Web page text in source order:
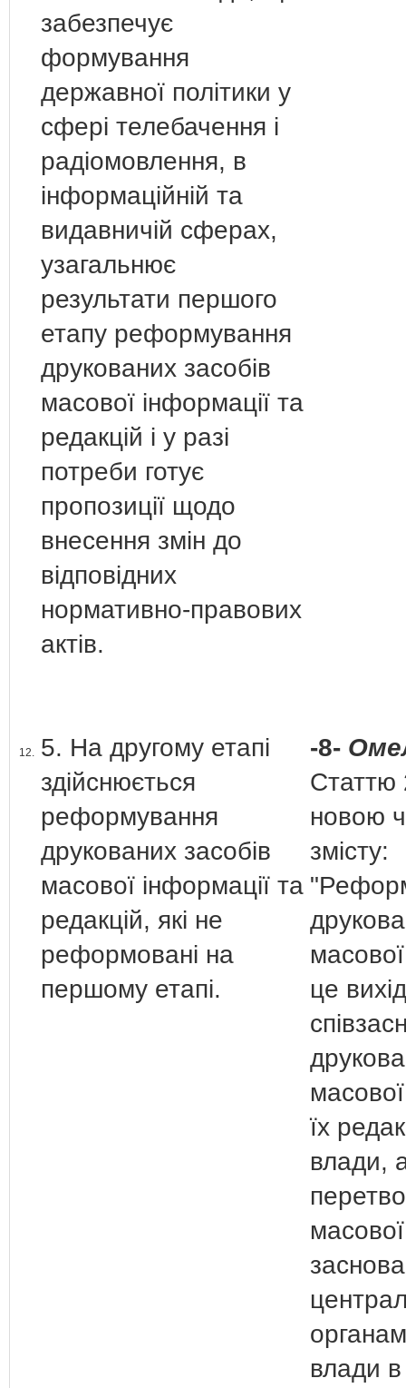
забезпечує
формування
державної політики у
сфері телебачення і
радіомовлення, в
інформаційній та
видавничій сферах,
узагальнює
результати першого
етапу реформування
друкованих засобів
масової інформації та
редакцій і у разі
потреби готує
пропозиції щодо
внесення змін до
відповідних
нормативно-правових
актів.
12. 5. На другому етапі
здійснюється
реформування
друкованих засобів
масової інформації та
редакцій, які не
реформовані на
першому етапі.
-8-
Статтю
новою
змісту:
це
їх
влади,
влади в